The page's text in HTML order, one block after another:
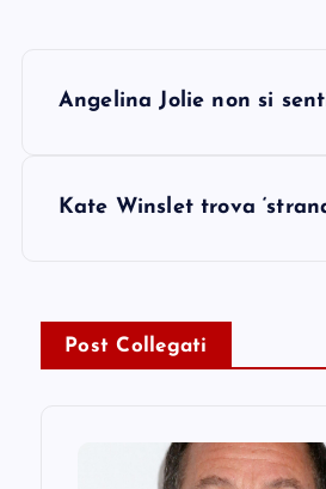
Angelina Jolie non si
Kate Winslet trova
Post Collegati